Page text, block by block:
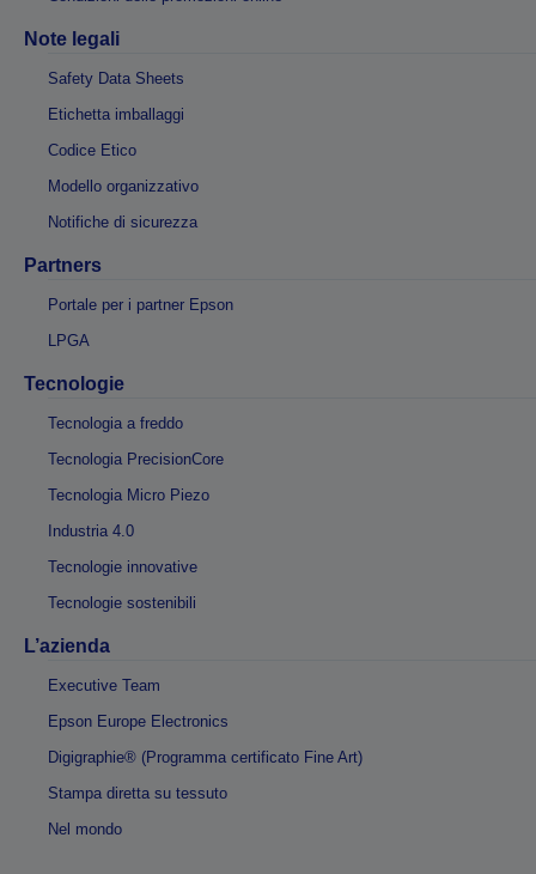
Note legali
Safety Data Sheets
Etichetta imballaggi
Codice Etico
Modello organizzativo
Notifiche di sicurezza
Partners
Portale per i partner Epson
LPGA
Tecnologie
Tecnologia a freddo
Tecnologia PrecisionCore
Tecnologia Micro Piezo
Industria 4.0
Tecnologie innovative
Tecnologie sostenibili
L’azienda
Executive Team
Epson Europe Electronics
Digigraphie® (Programma certificato Fine Art)
Stampa diretta su tessuto
Nel mondo